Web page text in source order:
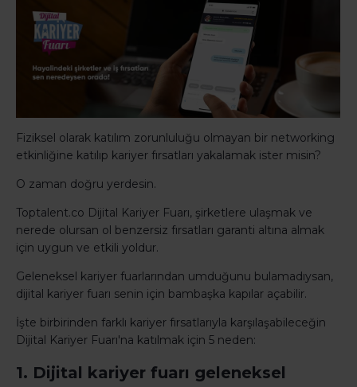
Fiziksel olarak katılım zorunluluğu olmayan bir networking
etkinliğine katılıp kariyer fırsatları yakalamak ister misin?
O zaman doğru yerdesin.
Toptalent.co Dijital Kariyer Fuarı, şirketlere ulaşmak ve
nerede olursan ol benzersiz fırsatları garanti altına almak
için uygun ve etkili yoldur.
Geleneksel kariyer fuarlarından umduğunu bulamadıysan,
dijital kariyer fuarı senin için bambaşka kapılar açabilir.
İşte birbirinden farklı kariyer fırsatlarıyla karşılaşabileceğin
Dijital Kariyer Fuarı'na katılmak için 5 neden:
1. Dijital kariyer fuarı geleneksel